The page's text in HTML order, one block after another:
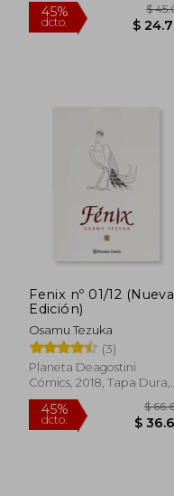
Fenix nº 01/12 (Nueva
Edición)
Osamu Tezuka
(3)
Planeta Deagostini
Cómics, 2018, Tapa Dura,
Nuevo